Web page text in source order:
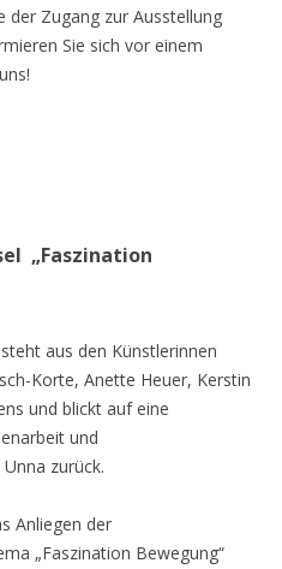
der Zugang zur Ausstellung
Sie sich vor einem
„Faszination
aus den Künstlerinnen
Korte, Anette Heuer, Kerstin
und blickt auf eine
und
zurück.
Anliegen der
„Faszination Bewegung“